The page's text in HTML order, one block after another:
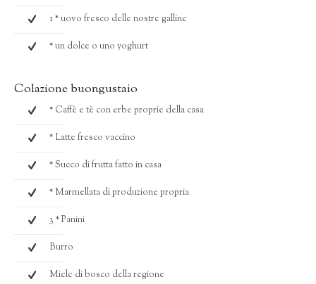
1 * uovo fresco delle nostre galline
* un dolce o uno yoghurt
Colazione buongustaio
* Caffè e tè con erbe proprie della casa
* Latte fresco vaccino
* Succo di frutta fatto in casa
* Marmellata di produzione propria
3 * Panini
Burro
Miele di bosco della regione